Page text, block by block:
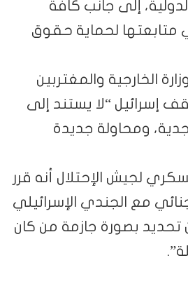
إلى جانب كافة
متابعتها لحماية حقوق
الخارجية والمغتربين
إسرائيل “لا يستند إلى
ومحاولة جديدة
لجيش الإحتلال أنه قرر
مع الجندي الإسرائيلي
تحديد بصورة جازمة من كان